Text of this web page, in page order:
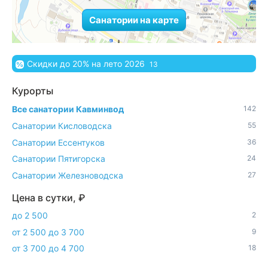
Санатории на карте
Скидки до 20% на лето 2026 13
Курорты
Все санатории Кавминвод 142
Санатории Кисловодска 55
Санатории Ессентуков 36
Санатории Пятигорска 24
Санатории Железноводска 27
Цена в сутки, ₽
до 2 500 2
от 2 500 до 3 700 9
от 3 700 до 4 700 18